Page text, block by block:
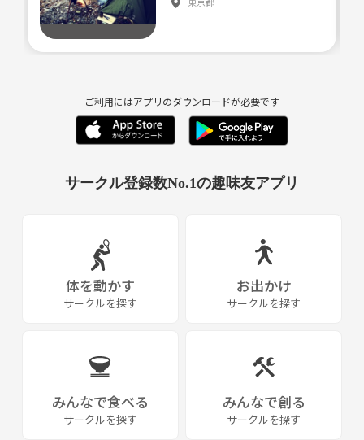
ご利用にはアプリのダウンロードが必要です
サークル登録数No.1の趣味友アプリ
体を動かす
サークルを探す
お出かけ
サークルを探す
みんなで食べる
サークルを探す
みんなで創る
サークルを探す